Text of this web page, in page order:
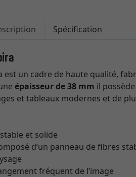
Spécification
un cadre de haute qualité,
épaisseur de 38 mm il
et tableaux modernes et de
et solide
d’un panneau de fibres
fréquent de l’image